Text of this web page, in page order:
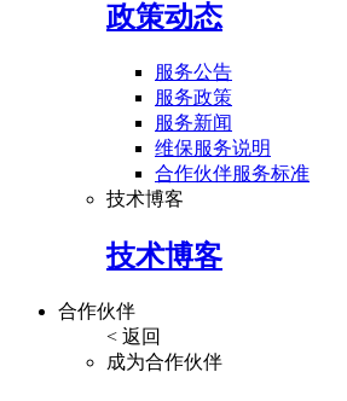
政策动态
服务公告
服务政策
服务新闻
维保服务说明
合作伙伴服务标准
技术博客
技术博客
合作伙伴
< 返回
成为合作伙伴